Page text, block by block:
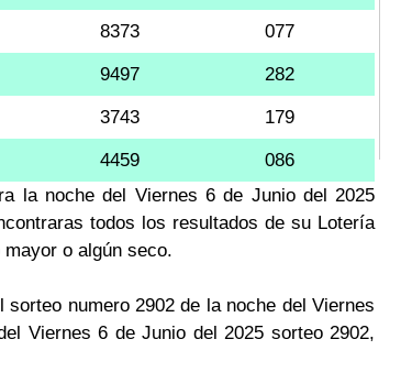
8373 077
9497 282
3743 179
4459
086
la noche del Viernes 6 de Junio del 2025
todos los resultados de su Lotería
o algún seco.
numero 2902 de la noche del Viernes
Viernes 6 de Junio del 2025 sorteo 2902,